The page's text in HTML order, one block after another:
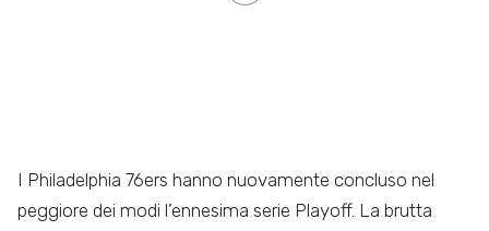
I Philadelphia 76ers hanno nuovamente concluso nel
peggiore dei modi l’ennesima serie Playoff. La brutta